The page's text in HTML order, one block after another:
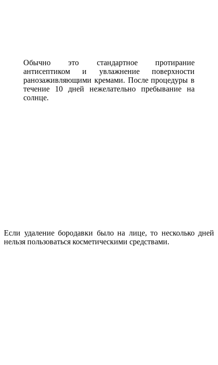
Обычно это стандартное протирание
антисептиком и увлажнение поверхности
ранозаживляющими кремами. После процедуры в
течение 10 дней нежелательно пребывание на
солнце.
Если удаление бородавки было на лице, то несколько дней
нельзя пользоваться косметическими средствами.